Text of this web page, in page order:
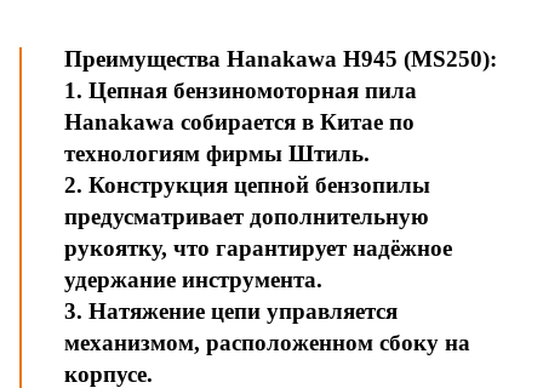
Преимущества Hanakawa H945 (MS250):
1. Цепная бензиномоторная пила
Hanakawa собирается в Китае по
технологиям фирмы Штиль.
2. Конструкция цепной бензопилы
предусматривает дополнительную
рукоятку, что гарантирует надёжное
удержание инструмента.
3. Натяжение цепи управляется
механизмом, расположенном сбоку на
корпусе.